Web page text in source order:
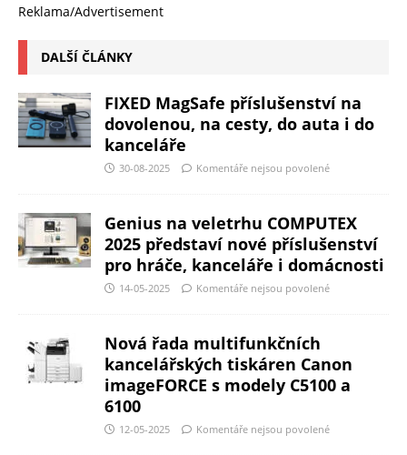
Reklama/Advertisement
DALŠÍ ČLÁNKY
FIXED MagSafe příslušenství na
dovolenou, na cesty, do auta i do
kanceláře
30-08-2025 Komentáře nejsou povolené
Genius na veletrhu COMPUTEX
2025 představí nové příslušenství
pro hráče, kanceláře i domácnosti
14-05-2025 Komentáře nejsou povolené
Nová řada multifunkčních
kancelářských tiskáren Canon
imageFORCE s modely C5100 a
6100
12-05-2025 Komentáře nejsou povolené